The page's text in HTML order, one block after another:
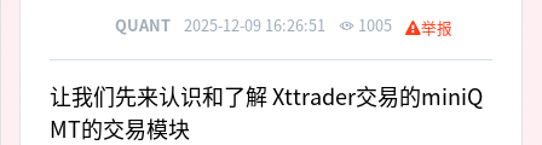
QUANT 2025-12-09 16:26:51 1005 举报
让我们先来认识和了解 Xttrader交易的miniQ
MT的交易模块